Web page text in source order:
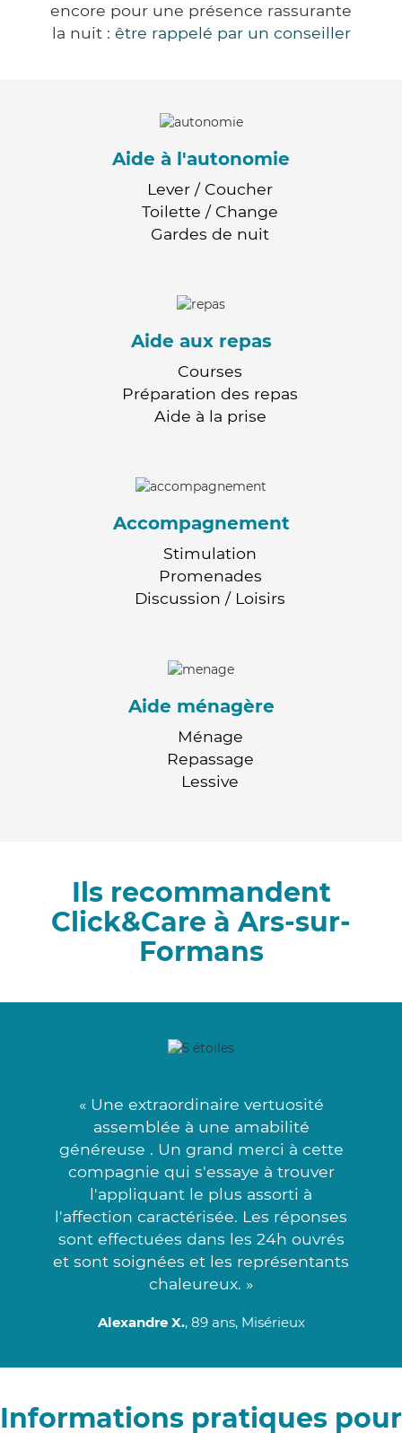
encore pour une présence rassurante
la nuit : être rappelé par un conseiller
Aide à l'autonomie
Lever / Coucher
Toilette / Change
Gardes de nuit
Aide aux repas
Courses
Préparation des repas
Aide à la prise
Accompagnement
Stimulation
Promenades
Discussion / Loisirs
Aide ménagère
Ménage
Repassage
Lessive
Ils recommandent
Click&Care à Ars-sur-
Formans
« Une extraordinaire vertuosité
assemblée à une amabilité
généreuse . Un grand merci à cette
compagnie qui s'essaye à trouver
l'appliquant le plus assorti à
l'affection caractérisée. Les réponses
sont effectuées dans les 24h ouvrés
et sont soignées et les représentants
chaleureux. »
Alexandre X., 89 ans, Misérieux
Informations pratiques pour